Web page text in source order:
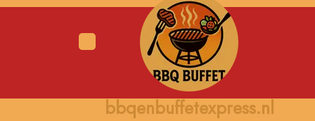
Skip
bbqenbuffetexpress.nl